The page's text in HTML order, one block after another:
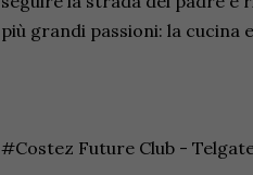
più grandi passioni: la cucina
#Costez Future Club -